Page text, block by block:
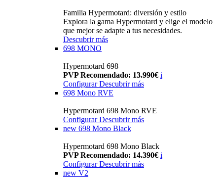
Familia Hypermotard: diversión y estilo
Explora la gama Hypermotard y elige el modelo
que mejor se adapte a tus necesidades.
Descubrir más
698 MONO
Hypermotard 698
PVP Recomendado: 13.990€ i
ConfigurarDescubrir más
698 Mono RVE
Hypermotard 698 Mono RVE
Configurar Descubrir más
new 698 Mono Black
Hypermotard 698 Mono Black
PVP Recomendado: 14.390€ i
Configurar Descubrir más
new V2